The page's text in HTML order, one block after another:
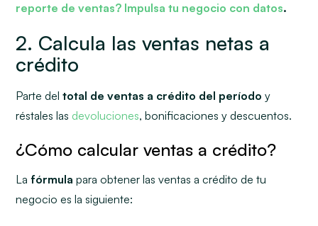
reporte de ventas? Impulsa tu negocio con datos.
2. Calcula las ventas netas a
crédito
Parte del total de ventas a crédito del período y
réstales las devoluciones, bonificaciones y descuentos.
¿Cómo calcular ventas a crédito?
Lafórmula para obtener las ventas a crédito de tu
negocio es la siguiente: